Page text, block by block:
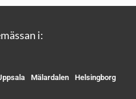
i:
Mälardalen Helsingborg